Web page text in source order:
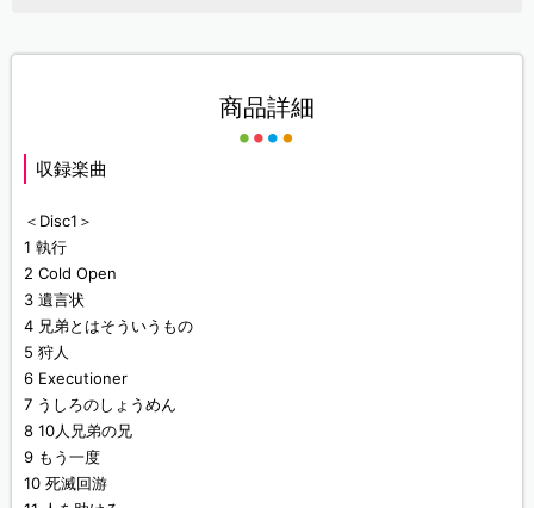
商品詳細
収録楽曲
＜Disc1＞
1 執行
2 Cold Open
3 遺言状
4 兄弟とはそういうもの
5 狩人
6 Executioner
7 うしろのしょうめん
8 10人兄弟の兄
9 もう一度
10 死滅回游